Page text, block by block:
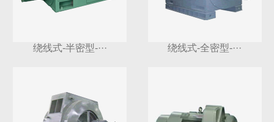
绕线式-半密型-··· 绕线式-全密型-···